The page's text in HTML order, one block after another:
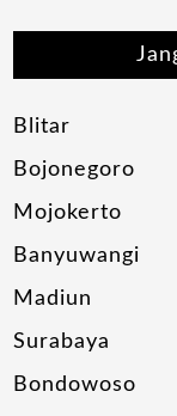
Blitar
Bojonegoro
Mojokerto
Banyuwangi
Madiun
Surabaya
Bondowoso